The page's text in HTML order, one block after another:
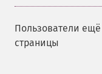
Пользователи
страницы